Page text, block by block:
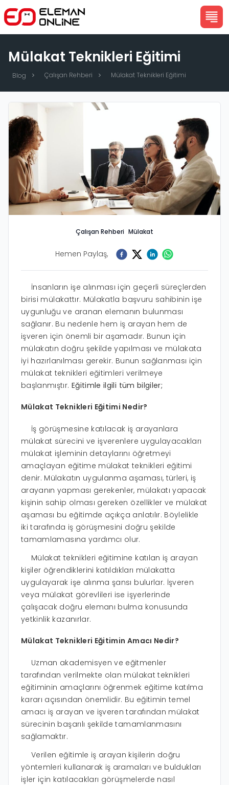
Mülakat Teknikleri Eğitimi
Blog Çalışan Rehberi Mülakat Teknikleri Eğitimi
Çalışan Rehberi Mülakat
Hemen Paylaş,
İnsanların işe alınması için geçerli süreçlerden
birisi mülakattır. Mülakatla başvuru sahibinin işe
uygunluğu ve aranan elemanın bulunması
sağlanır. Bu nedenle hem iş arayan hem de
işveren için önemli bir aşamadır. Bunun için
mülakatın doğru şekilde yapılması ve mülakata
iyi hazırlanılması gerekir. Bunun sağlanması için
mülakat teknikleri eğitimleri verilmeye
başlanmıştır. Eğitimle ilgili tüm bilgiler;
Mülakat Teknikleri Eğitimi Nedir?
İş görüşmesine katılacak iş arayanlara
mülakat sürecini ve işverenlere uygulayacakları
mülakat işleminin detaylarını öğretmeyi
amaçlayan eğitime mülakat teknikleri eğitimi
denir. Mülakatın uygulanma aşaması, türleri, iş
arayanın yapması gerekenler, mülakatı yapacak
kişinin sahip olması gereken özellikler ve mülakat
aşaması bu eğitimde açıkça anlatılır. Böylelikle
iki tarafında iş görüşmesini doğru şekilde
tamamlamasına yardımcı olur.
Mülakat teknikleri eğitimine katılan iş arayan
kişiler öğrendiklerini katıldıkları mülakatta
uygulayarak işe alınma şansı bulurlar. İşveren
veya mülakat görevlileri ise işyerlerinde
çalışacak doğru elemanı bulma konusunda
yetkinlik kazanırlar.
Mülakat Teknikleri Eğitimin Amacı Nedir?
Uzman akademisyen ve eğitmenler
tarafından verilmekte olan mülakat teknikleri
eğitiminin amaçlarını öğrenmek eğitime katılma
kararı açısından önemlidir. Bu eğitimin temel
amacı iş arayan ve işveren tarafından mülakat
sürecinin başarılı şekilde tamamlanmasını
sağlamaktır.
Verilen eğitimle iş arayan kişilerin doğru
yöntemleri kullanarak iş aramaları ve buldukları
işler için katılacakları görüşmelerde nasıl